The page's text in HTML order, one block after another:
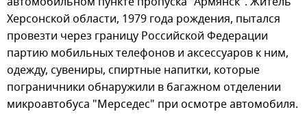
Херсонской области, 1979 года рождения, пытался
провезти через границу Российской Федерации
партию мобильных телефонов и аксессуаров к ним,
одежду, сувениры, спиртные напитки, которые
пограничники обнаружили в багажном отделении
микроавтобуса "Мерседес" при осмотре автомобиля.